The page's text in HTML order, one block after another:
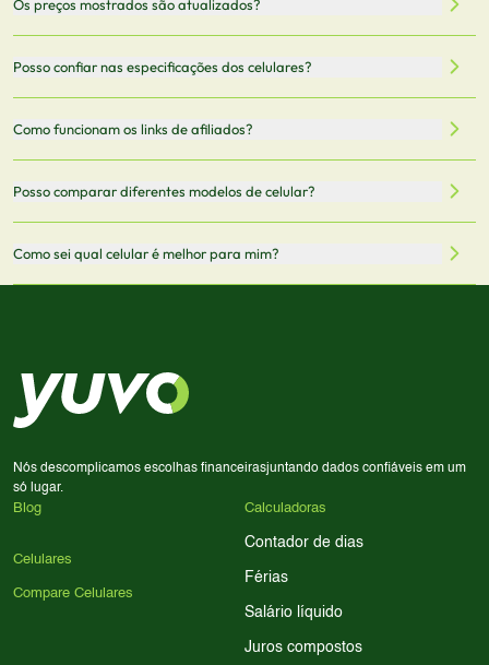
armazenamento, memória RAM, bateria e conectividade
5G.
Os preços mostrados são atualizados?
vendedor antes de finalizar sua compra.
Posso confiar nas especificações dos celulares?
informações mais recentes de cada modelo.
Como funcionam os links de afiliados?
comissão sem custo adicional para você.
Posso comparar diferentes modelos de celular?
Sim! Você pode selecionar até 3 celulares para comparar
Como sei qual celular é melhor para mim?
processador e bateria são essenciais. Use nossos filtros
para encontrar o celular ideal.
Nós descomplicamos escolhas financeirasjuntando dados confiáveis em um
só lugar.
Blog
Celulares
Compare Celulares
Calculadoras
Contador de dias
Férias
Salário líquido
Juros compostos